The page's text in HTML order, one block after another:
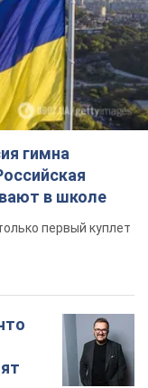
гимна
в школе
первый куплет